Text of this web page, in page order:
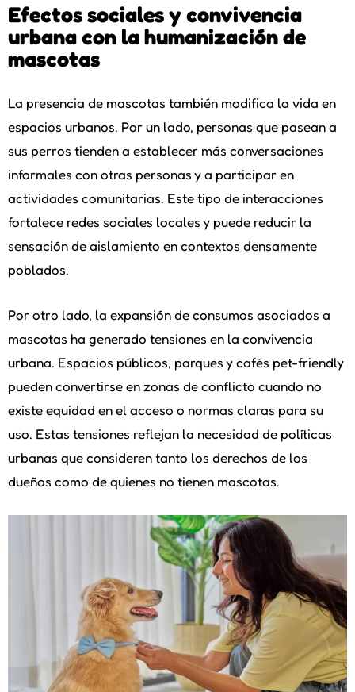
Efectos sociales y convivencia
urbana con la humanización de
mascotas
La presencia de mascotas también modifica la vida en
espacios urbanos. Por un lado, personas que pasean a
sus perros tienden a establecer más conversaciones
informales con otras personas y a participar en
actividades comunitarias. Este tipo de interacciones
fortalece redes sociales locales y puede reducir la
sensación de aislamiento en contextos densamente
poblados.
Por otro lado, la expansión de consumos asociados a
mascotas ha generado tensiones en la convivencia
urbana. Espacios públicos, parques y cafés pet-friendly
pueden convertirse en zonas de conflicto cuando no
existe equidad en el acceso o normas claras para su
uso. Estas tensiones reflejan la necesidad de políticas
urbanas que consideren tanto los derechos de los
dueños como de quienes no tienen mascotas.